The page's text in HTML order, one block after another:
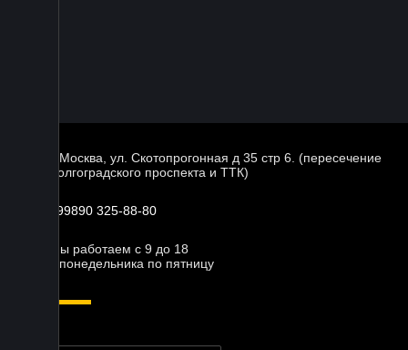
г. Москва, ул. Скотопрогонная д 35 стр 6. (пересечение
Волгоградского проспекта и ТТК)
+99890 325-88-80
Мы работаем с 9 до 18
с понедельника по пятницу